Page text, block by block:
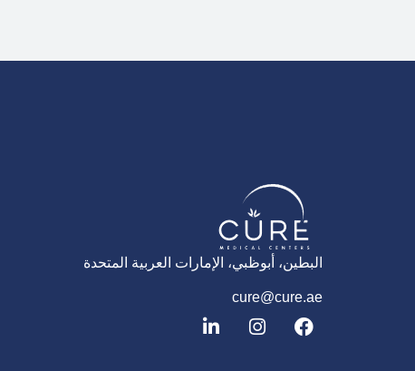
البطين، أبوظبي، الإمارات العربية المتحدة
cure@cure.ae
ف
ي
ا
ن
ل
ي